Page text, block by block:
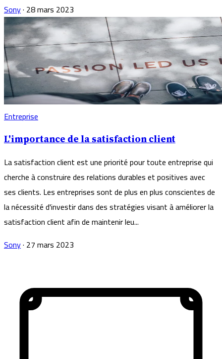
Sony· 28 mars 2023
Entreprise
L'importance de la satisfaction client
La satisfaction client est une priorité pour toute entreprise qui
cherche à construire des relations durables et positives avec
ses clients. Les entreprises sont de plus en plus conscientes de
la nécessité d'investir dans des stratégies visant à améliorer la
satisfaction client afin de maintenir leu...
Sony· 27 mars 2023